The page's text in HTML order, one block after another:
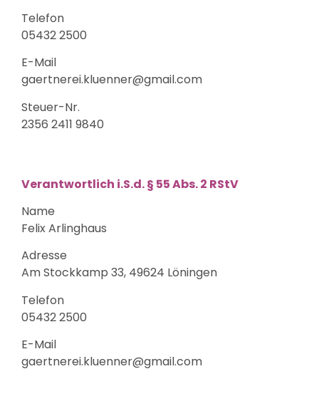
Telefon
05432 2500
E-Mail
gaertnerei.kluenner@gmail.com
Steuer-Nr.
2356 2411 9840
Verantwortlich i.S.d. § 55 Abs. 2 RStV
Name
Felix Arlinghaus
Adresse
Am Stockkamp 33, 49624 Löningen
Telefon
05432 2500
E-Mail
gaertnerei.kluenner@gmail.com